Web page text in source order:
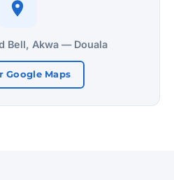
Bell, Akwa — Douala
Google Maps